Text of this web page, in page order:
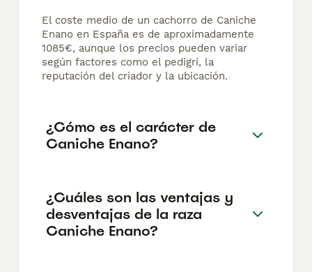
El coste medio de un cachorro de Caniche
Enano en España es de aproximadamente
1085€, aunque los precios pueden variar
según factores como el pedigrí, la
reputación del criador y la ubicación.
¿Cómo es el carácter de
Caniche Enano?
¿Cuáles son las ventajas y
desventajas de la raza
Caniche Enano?